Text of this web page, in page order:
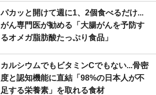
パカッと開けて週に1、2個食べるだけ...
がん専門医が勧める「大腸がんを予防す
るオメガ脂肪酸たっぷり食品」
カルシウムでもビタミンCでもない...骨密
度と認知機能に直結「98%の日本人が不
足する栄養素」を取れる食材